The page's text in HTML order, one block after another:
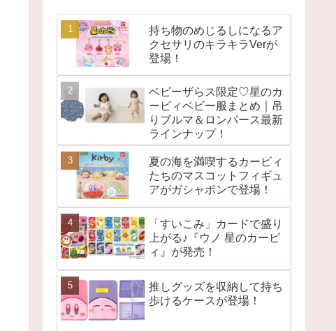
持ち物のめじるしになるア
クセサリのキラキラVerが
登場！
ベビーザらス限定♡星のカ
ービィベビー服まとめ｜吊
りブルマ＆ロンパース最新
ラインナップ！
夏の海を満喫するカービィ
たちのマスコットフィギュ
アがガシャポンで登場！
「すいこみ」カードで盛り
上がる♪『ウノ 星のカービ
ィ』が発売！
推しグッズを収納して持ち
歩けるケースが登場！